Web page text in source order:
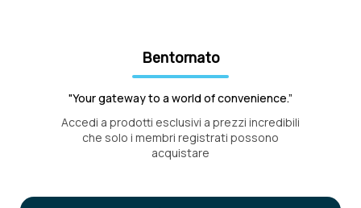
Bentornato
"Your gateway to a world of convenience.”
Accedi a prodotti esclusivi a prezzi incredibili
che solo i membri registrati possono
acquistare